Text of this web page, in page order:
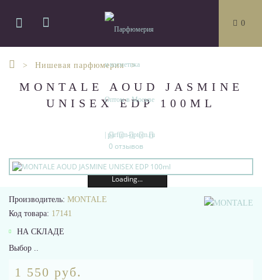
0
Нишевая парфюмерия
MONTALE AOUD JASMINE
UNISEX EDP 100ML
0 отзывов
Loading...
Производитель: MONTALE
Код товара: 17141
НА СКЛАДЕ
Выбор ..
1 550 руб.